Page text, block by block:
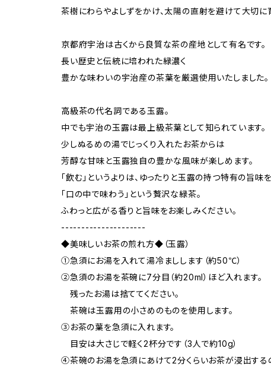
茶樹にわらやよしずをかけ、太陽の直射を避けて大切に
京都府宇治は古くから良質な茶の産地として有名です。
長い歴史と伝統に培われた緑濃く
豊かな味わいの宇治産の茶葉を厳選使用いたしました。
高級茶の代名詞である玉露。
中でも宇治の玉露は最上級茶葉として知られています。
少しぬるめの湯でじっくり入れたお茶からは
芳醇な甘味と玉露独自の豊かな風味が楽しめます。
「飲む」というよりは、ゆったりと玉露の持つ特有の旨味を
「口の中で味わう」という贅沢な緑茶。
ふわっと広がる香りと旨味をお楽しみください。
---------------------
◆美味しいお茶の煎れ方◆（玉露）
①急須にお湯を入れて湯冷ましします（約50℃）
②急須のお湯を茶碗に7分目（約20ml）ほど入れます。
残ったお湯は捨ててください。
茶碗は玉露用の小さめのものを使用します。
③お茶の葉を急須に入れます。
目安は大さじで軽く2杯分です（3人で約10g）
④茶碗のお湯を急須にあけて2分くらいお茶が浸出する